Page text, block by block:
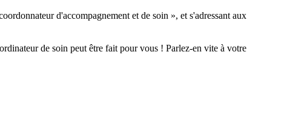
d'accompagnement et de soin », et s'adressant aux
de soin peut être fait pour vous ! Parlez-en vite à votre